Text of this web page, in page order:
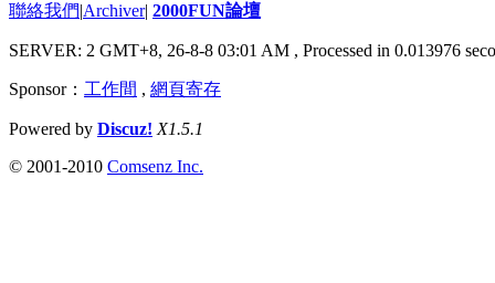
聯絡我們|Archiver| 2000FUN論壇
SERVER: 2 GMT+8, 26-8-8 03:01 AM , Processed in 0.013976
Sponsor： 工作間 , 網頁寄存
Powered by Discuz! X1.5.1
© 2001-2010 Comsenz Inc.